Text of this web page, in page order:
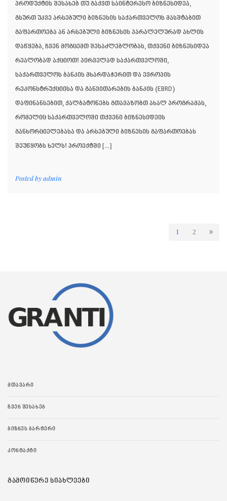
პროდუქტის შესახებ თუ გაქვთ საინტერესო ბიზნესიდეა,
გსურთ უკვე არსებული ბიზნესის საქართველოს მასშტაბით
გაფართოება ან არსებული ბიზნესის პარალელურად ახლის
დაწყება, ჩვენ მოგცემთ შესაძლებლობას, თქვენი ბიზნესიდეა
რეალობად აქციოთ! პირველად საქართველოში,
საქართველოს ბანკის მხარდაჭერით და ევროპის
რეკონსტრუქციისა და განვითარების ბანკის (EBRD)
დაფინანსებით, ქალბატონებს გთავაზობთ ახალ პროგრამას,
რომელიც საქართველოში თქვენი ბიზნესიდეის
განხორციელებასა და არსებული ბიზნესის გაფართოებას
შეუწყობს ხელს! პროექტში […]
Posted byadmin
1 2
ᲛᲗᲐᲕᲐᲠᲘ
ᲩᲕᲔᲜ ᲨᲔᲡᲐᲮᲔᲑ
ᲑᲘᲖᲜᲔᲡ ᲑᲐᲠᲢᲔᲠᲘ
ᲙᲝᲜᲢᲐᲥᲢᲘ
ᲒᲐᲛᲝᲘᲬᲔᲠᲔ ᲡᲘᲐᲮᲚᲔᲔᲑᲘ